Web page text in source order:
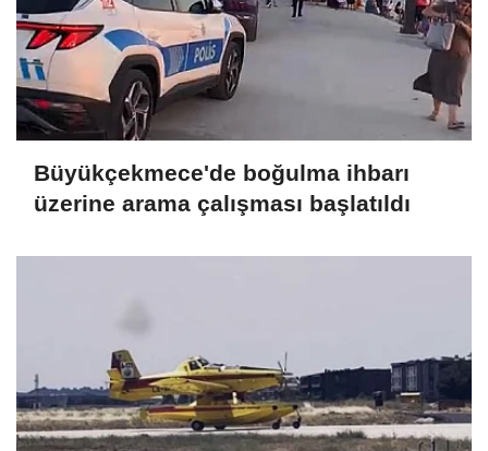
Büyükçekmece'de boğulma ihbarı
üzerine arama çalışması başlatıldı